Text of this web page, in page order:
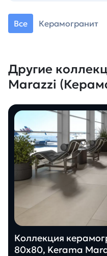
Все Керамогранит
Другие
Marazzi
Коллекция
80х80, Kerama